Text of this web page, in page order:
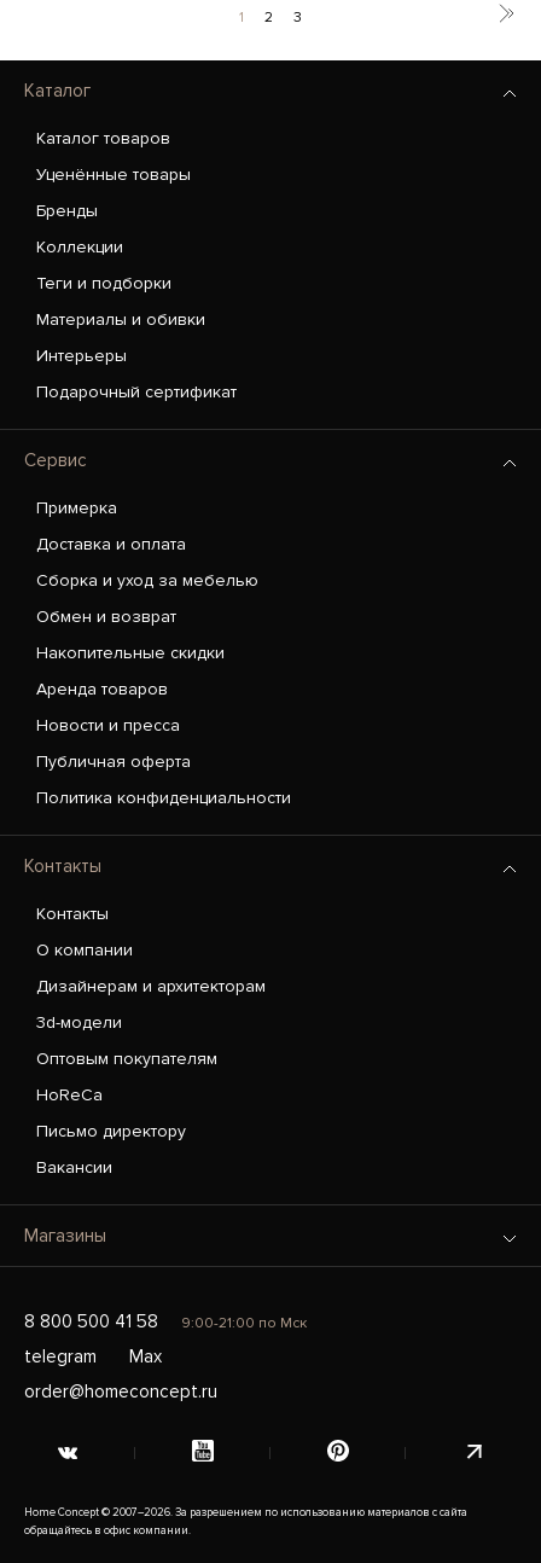
1 2 3
Каталог
Каталог товаров
Уценённые товары
Бренды
Коллекции
Теги и подборки
Материалы и обивки
Интерьеры
Подарочный сертификат
Сервис
Примерка
Доставка и оплата
Сборка и уход за мебелью
Обмен и возврат
Накопительные скидки
Аренда товаров
Новости и пресса
Публичная оферта
Политика конфиденциальности
Контакты
Контакты
О компании
Дизайнерам и архитекторам
3d-модели
Оптовым покупателям
HoReCa
Письмо директору
Вакансии
Магазины
8 800 500 41 58 9:00-21:00 по Мск
telegram
Max
order@homeconcept.ru
Home Concept © 2007–2026. За разрешением по использованию материалов с сайта
обращайтесь в офис компании.